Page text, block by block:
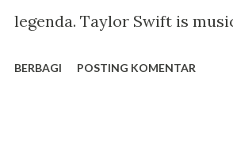
preference.There're some
legenda. Taylor Swift is
BERBAGI POSTING KOMENTAR